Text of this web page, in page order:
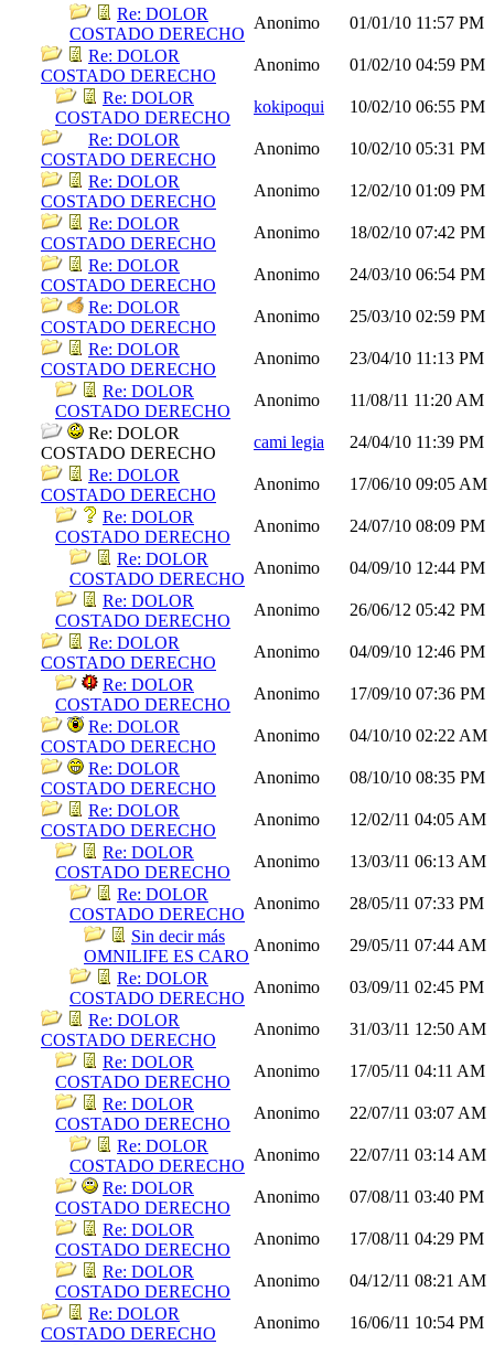
Re: DOLOR
COSTADO DERECHO
Anonimo 01/01/10 11:57 PM
Re: DOLOR
COSTADO DERECHO
Anonimo 01/02/10 04:59 PM
Re: DOLOR
COSTADO DERECHO
kokipoqui 10/02/10 06:55 PM
Re: DOLOR
COSTADO DERECHO
Anonimo 10/02/10 05:31 PM
Re: DOLOR
COSTADO DERECHO
Anonimo 12/02/10 01:09 PM
Re: DOLOR
COSTADO DERECHO
Anonimo 18/02/10 07:42 PM
Re: DOLOR
COSTADO DERECHO
Anonimo 24/03/10 06:54 PM
Re: DOLOR
COSTADO DERECHO
Anonimo 25/03/10 02:59 PM
Re: DOLOR
COSTADO DERECHO
Anonimo 23/04/10 11:13 PM
Re: DOLOR
COSTADO DERECHO
Anonimo 11/08/11 11:20 AM
Re: DOLOR
COSTADO DERECHO
cami legia 24/04/10 11:39 PM
Re: DOLOR
COSTADO DERECHO
Anonimo 17/06/10 09:05 AM
Re: DOLOR
COSTADO DERECHO
Anonimo 24/07/10 08:09 PM
Re: DOLOR
COSTADO DERECHO
Anonimo 04/09/10 12:44 PM
Re: DOLOR
COSTADO DERECHO
Anonimo 26/06/12 05:42 PM
Re: DOLOR
COSTADO DERECHO
Anonimo 04/09/10 12:46 PM
Re: DOLOR
COSTADO DERECHO
Anonimo 17/09/10 07:36 PM
Re: DOLOR
COSTADO DERECHO
Anonimo 04/10/10 02:22 AM
Re: DOLOR
COSTADO DERECHO
Anonimo 08/10/10 08:35 PM
Re: DOLOR
COSTADO DERECHO
Anonimo 12/02/11 04:05 AM
Re: DOLOR
COSTADO DERECHO
Anonimo 13/03/11 06:13 AM
Re: DOLOR
COSTADO DERECHO
Anonimo 28/05/11 07:33 PM
Sin decir más
OMNILIFE ES CARO
Anonimo 29/05/11 07:44 AM
Re: DOLOR
COSTADO DERECHO
Anonimo 03/09/11 02:45 PM
Re: DOLOR
COSTADO DERECHO
Anonimo 31/03/11 12:50 AM
Re: DOLOR
COSTADO DERECHO
Anonimo 17/05/11 04:11 AM
Re: DOLOR
COSTADO DERECHO
Anonimo 22/07/11 03:07 AM
Re: DOLOR
COSTADO DERECHO
Anonimo 22/07/11 03:14 AM
Re: DOLOR
COSTADO DERECHO
Anonimo 07/08/11 03:40 PM
Re: DOLOR
COSTADO DERECHO
Anonimo 17/08/11 04:29 PM
Re: DOLOR
COSTADO DERECHO
Anonimo 04/12/11 08:21 AM
Re: DOLOR
COSTADO DERECHO
Anonimo 16/06/11 10:54 PM